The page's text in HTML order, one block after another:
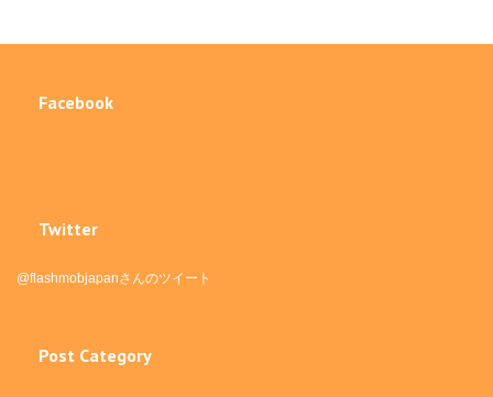
Facebook
Twitter
@flashmobjapanさんのツイート
Post Category